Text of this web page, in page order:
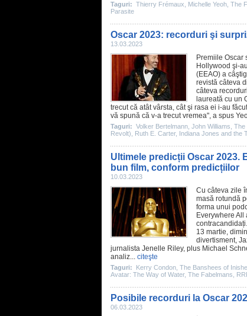
Taguri: Thierry Frémaux Michelle Yeoh The
Parasite
Oscar 2023: recorduri şi
13.03.2023
Premiile Oscar
Hollywood şi-
(EEAO) a
revistă câteva
câteva
laureată cu un
trecut că atât vârsta, cât şi rasa ei i-au
vă spună că v-a trecut vremea", a spus
Taguri: Volker Bertelmann John Williams The
Revolt)
Ruth E. Carter, Indiana Jones and the
Ultimele predicții Oscar 2023.
bun film, conform predicțiilor
10.03.2023
Cu câteva zile
masă rotundă
forma unui
Everywhere All
13 martie,
divertisment,
jurnalista Jenelle Riley, plus Michael
analiz... citeşte
Taguri: Kerry Condon The Banshees of
Avatar: The Way of Water, The Fabelmans
Posibile recorduri la Oscar
06.03.2023